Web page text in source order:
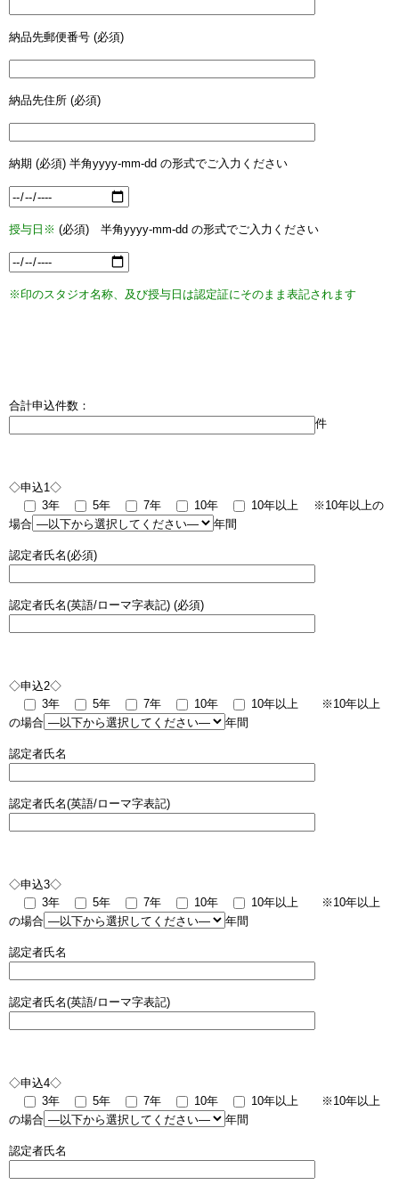
納品先郵便番号 (必須)
納品先住所 (必須)
納期 (必須) 半角yyyy-mm-dd の形式でご入力ください
授与日※ (必須) 半角yyyy-mm-dd の形式でご入力ください
※印のスタジオ名称、及び授与日は認定証にそのまま表記されます
合計申込件数：
件
◇申込1◇
3年
5年 7年 10年 10年以上 ※10年以上の
場合
年間
認定者氏名(必須)
認定者氏名(英語/ローマ字表記) (必須)
◇申込2◇
3年
5年 7年 10年 10年以上 ※10年以上
の場合
年間
認定者氏名
認定者氏名(英語/ローマ字表記)
◇申込3◇
3年
5年 7年 10年 10年以上 ※10年以上
の場合
年間
認定者氏名
認定者氏名(英語/ローマ字表記)
◇申込4◇
3年
5年 7年 10年 10年以上 ※10年以上
の場合
年間
認定者氏名